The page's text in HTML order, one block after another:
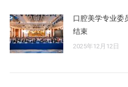
口腔美学专业委
结束
2025年12月12日